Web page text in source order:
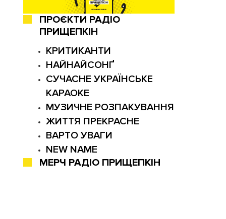
ПРОЄКТИ РАДІО
ПРИЩЕПКІН
КРИТИКАНТИ
НАЙНАЙСОНҐ
СУЧАСНЕ УКРАЇНСЬКЕ
КАРАОКЕ
МУЗИЧНЕ РОЗПАКУВАННЯ
ЖИТТЯ ПРЕКРАСНЕ
ВАРТО УВАГИ
NEW NAME
МЕРЧ РАДІО ПРИЩЕПКІН